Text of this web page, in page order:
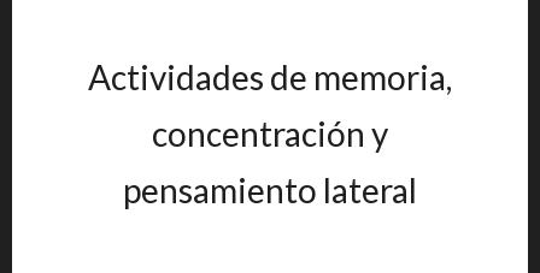
Actividades de memoria,
concentración y
pensamiento lateral